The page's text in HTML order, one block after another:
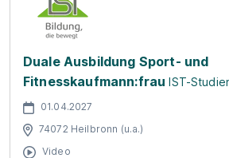
Duale Ausbildung Sport- und
Fitnesskaufmann:frau IST-
01.04.2027
74072 Heilbronn (u.a.)
Video